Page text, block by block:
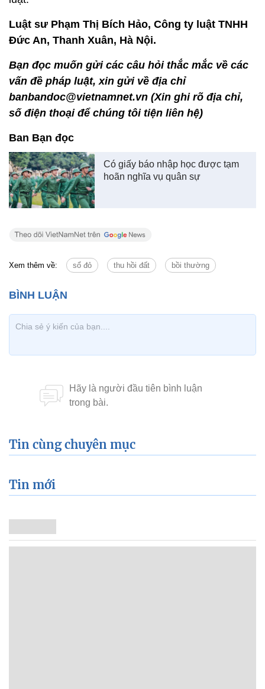
Luật sư Phạm Thị Bích Hảo, Công ty luật TNHH
Đức An, Thanh Xuân, Hà Nội.
Bạn đọc muốn gửi các câu hỏi thắc mắc về các
vấn đề pháp luật, xin gửi về địa chỉ
banbandoc@vietnamnet.vn (Xin ghi rõ địa chỉ,
số điện thoại để chúng tôi tiện liên hệ)
Ban Bạn đọc
Có giấy báo nhập học được tạm
hoãn nghĩa vụ quân sự
Xem thêm về: sổ đỏ thu hồi đất bồi thường
Tin cùng chuyên mục
Tin mới